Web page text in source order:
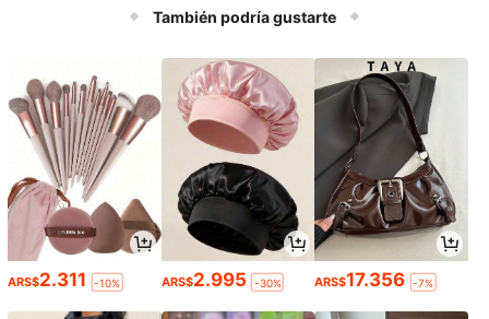
También podría gustarte
ARS$2.311 -10% ARS$2.995 -30% ARS$17.356 -7%